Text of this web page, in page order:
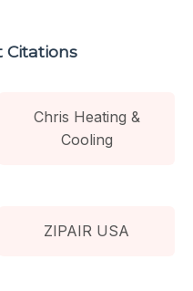
Citations
Chris Heating &
Cooling
ZIPAIR USA